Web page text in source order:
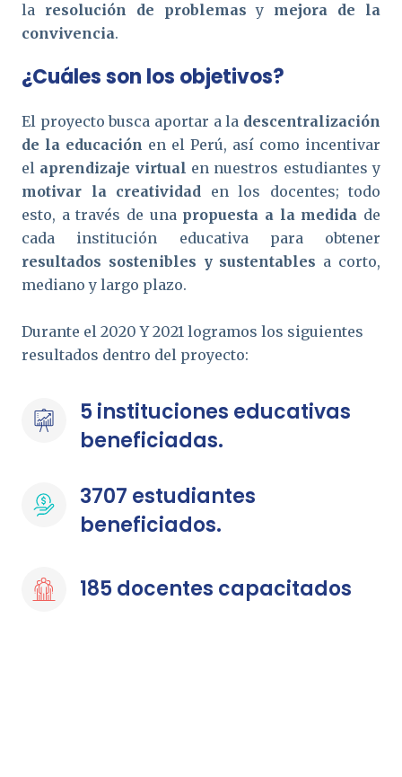
la resolución de problemas y mejora de la
convivencia.
¿Cuáles son los objetivos?
El proyecto busca aportar a la descentralización
de la educación en el Perú, así como incentivar
el aprendizaje virtual en nuestros estudiantes y
motivar la creatividad en los docentes; todo
esto, a través de una propuesta a la medida de
cada institución educativa para obtener
resultados sostenibles y sustentables a corto,
mediano y largo plazo.
Durante el 2020 Y 2021 logramos los siguientes
resultados dentro del proyecto:
5 instituciones educativas
beneficiadas.
3707 estudiantes
beneficiados.
185 docentes capacitados